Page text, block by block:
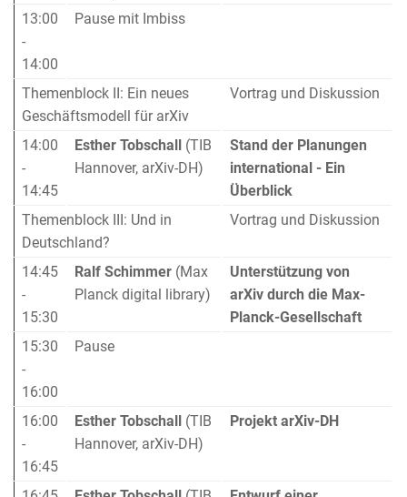
13:00
-
14:00
Pause mit Imbiss
Themenblock II: Ein neues
Geschäftsmodell für arXiv
Vortrag und Diskussion
14:00
-
14:45
Esther Tobschall (TIB
Hannover, arXiv-DH)
Stand der Planungen
international - Ein
Überblick
Themenblock III: Und in
Deutschland?
Vortrag und Diskussion
14:45
-
15:30
Ralf Schimmer (Max
Planck digital library)
Unterstützung von
arXiv durch die Max-
Planck-Gesellschaft
15:30
-
16:00
Pause
16:00
-
16:45
Esther Tobschall (TIB
Hannover, arXiv-DH)
Projekt arXiv-DH